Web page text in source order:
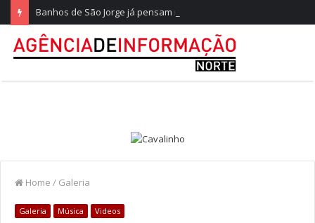
Home / Galeria
Galeria Música Videos